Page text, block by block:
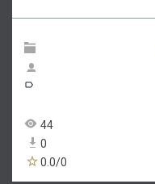
44
0
0.0/0